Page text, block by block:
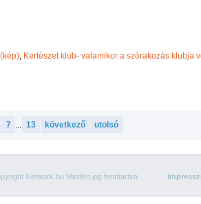
(kép), Kertészet klub- valamikor a szórakozás klubja
7 ... 13 következő utolsó
Network.hu Minden jog fenntartva.